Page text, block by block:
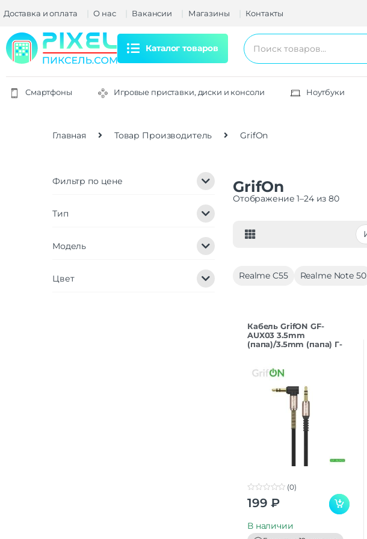
Доставка и оплата О нас Вакансии Магазины Контакты
Каталог товаров
Смартфоны Игровые приставки, диски и консоли Ноутбуки
Главная Товар Производитель GrifOn
GrifOn
Отображение 1–24 из 80
Realme C55 Realme Note 50
Кабель GrifON GF-
AUX03 3.5mm
(папа)/3.5mm (папа) Г-
0
o
(0)
199 ₽
В наличии
Фильтр по цене
Тип
Модель
Цвет